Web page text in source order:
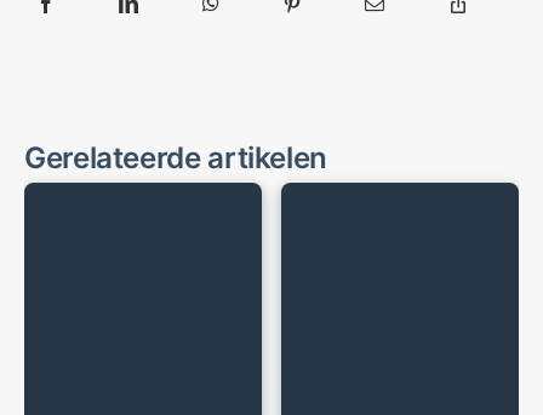
Gerelateerde artikelen